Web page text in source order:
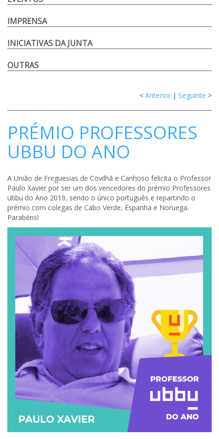
IMPRENSA
INICIATIVAS DA JUNTA
OUTRAS
< Anterior | Seguinte >
PRÉMIO PROFESSORES
UBBU DO ANO
A União de Freguesias de Covilhã e Canhoso felicita o Professor
Paulo Xavier por ser um dos vencedores do prémio Professores
ubbu do Ano 2019, sendo o único português e repartindo o
prémio com colegas de Cabo Verde, Espanha e Noruega.
Parabéns!